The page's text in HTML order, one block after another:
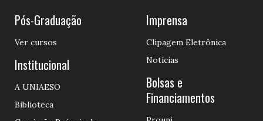
Pós-Graduação
Ver cursos
Institucional
A UNIAESO
Biblioteca
Imprensa
Clipagem Eletrônica
Notícias
Bolsas e
Financiamentos